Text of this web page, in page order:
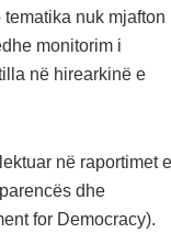
nuk mjafton
monitorim i
në hirearkinë e
në raportimet e
dhe
for Democracy).